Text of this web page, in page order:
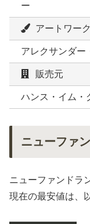
ー
アートワーク
アレクサンダー
販売元
ハンス・イム・
ニューファ
ニューファンドラ
現在の最安値は、